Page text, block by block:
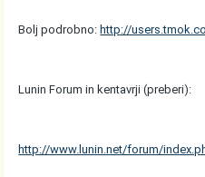
Bolj podrobno: http://
Lunin Forum in kentavrji (preberi):
http://www.lunin.net/forum/